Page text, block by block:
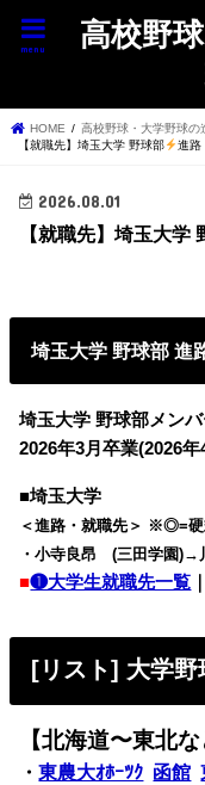
高校野
menu
HOME
高校野球・大学野球の
【就職先】埼玉大学 野球部
進路
2026.08.01
【就職先】埼玉大学
埼玉大学 野球部 進
埼玉大学 野球部メン
2026年3月卒業(2026
■埼玉大学
＜進路・就職先＞ ※◎=
・小寺良昂 (三田学園)→
■❶大学生就職先一覧
[リスト] 大学
【北海道〜東北な
・東農大ｵﾎｰﾂｸ 函館